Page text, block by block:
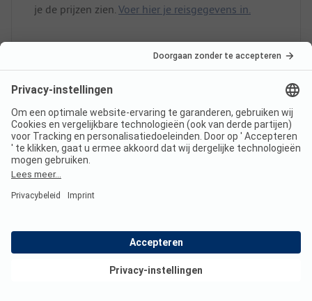
je de prijzen zien. Voer hier je reisgegevens in.
Heeft Camping Mareveld
sanitair voor minder validen?
Nee, Camping Mareveld biedt geen sanitair voor
minder validen.
Bekijk deals